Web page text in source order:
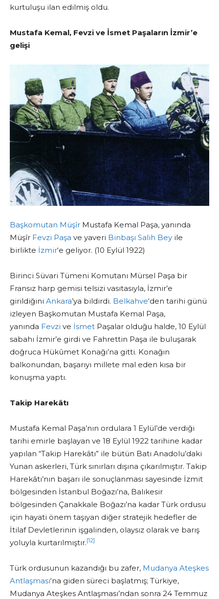
kurtuluşu ilan edilmiş oldu.
Mustafa Kemal, Fevzi ve İsmet Paşaların İzmir’e
gelişi
Başkomutan Müşîr Mustafa Kemal Paşa, yanında
Müşîr Fevzi Paşa ve yaveri Binbaşı Salih Bey ile
birlikte İzmir‘e geliyor. (10 Eylül 1922)
Birinci Süvari Tümeni Komutanı Mürsel Paşa bir
Fransız harp gemisi telsizi vasıtasıyla, İzmir’e
girildiğini Ankara’ya bildirdi. Belkahve‘den tarihi günü
izleyen Başkomutan Mustafa Kemal Paşa,
yanında Fevzi ve İsmet Paşalar olduğu halde, 10 Eylül
sabahı İzmir’e girdi ve Fahrettin Paşa ile buluşarak
doğruca Hükûmet Konağı’na gitti. Konağın
balkonundan, başarıyı millete mal eden kısa bir
konuşma yaptı.
Takip Harekâtı
Mustafa Kemal Paşa’nın ordulara 1 Eylül’de verdiği
tarihi emirle başlayan ve 18 Eylül 1922 tarihine kadar
yapılan “Takip Harekâtı” ile bütün Batı Anadolu’daki
Yunan askerleri, Türk sınırları dışına çıkarılmıştır. Takip
Harekâtı’nın başarı ile sonuçlanması sayesinde İzmit
bölgesinden İstanbul Boğazı’na, Balıkesir
bölgesinden Çanakkale Boğazı’na kadar Türk ordusu
için hayati önem taşıyan diğer stratejik hedefler de
İtilaf Devletlerinin işgalinden, olaysız olarak ve barış
yoluyla kurtarılmıştır.[12]
Türk ordusunun kazandığı bu zafer, Mudanya Ateşkes
Antlaşması‘na giden süreci başlatmış; Türkiye,
Mudanya Ateşkes Antlaşması’ndan sonra 24 Temmuz